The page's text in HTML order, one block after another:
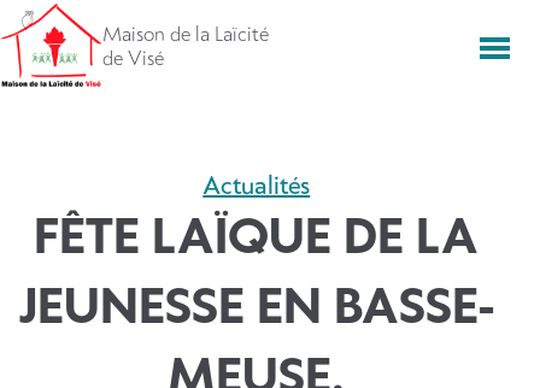
Aller
directement
vers
Maison de la Laïcité
de Visé
Actualités
FÊTE LAÏQUE DE LA
JEUNESSE EN BASSE-